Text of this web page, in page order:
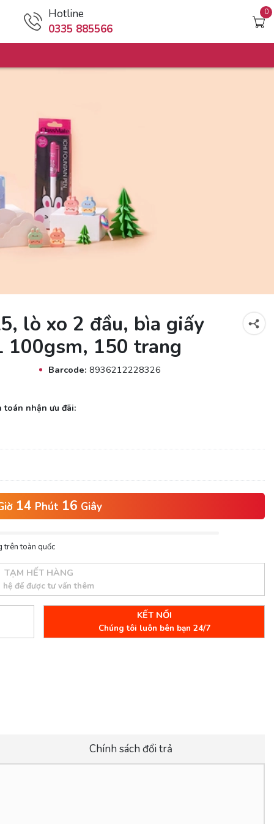
Hotline
0335 885566
0
lò xo 2 đầu, bìa giấy
100gsm, 150 trang
Barcode: 8936212228326
toán nhận ưu đãi:
14 Phút 15 Giây
trên toàn quốc
TẠM HẾT HÀNG
hệ để được tư vấn thêm
KẾT NỐI
Chúng tôi luôn bên bạn 24/7
Chính sách đổi trả